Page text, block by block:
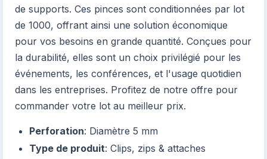
de supports. Ces pinces sont conditionnées par lot
de 1000, offrant ainsi une solution économique
pour vos besoins en grande quantité. Conçues pour
la durabilité, elles sont un choix privilégié pour les
événements, les conférences, et l'usage quotidien
dans les entreprises. Profitez de notre offre pour
commander votre lot au meilleur prix.
Perforation: Diamètre 5 mm
Type de produit: Clips, zips & attaches